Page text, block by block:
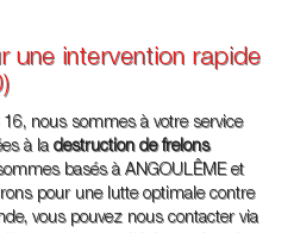
une intervention rapide
16, nous sommes à votre service
à la destruction de frelons
basés à ANGOULÊME et
pour une lutte optimale contre
vous pouvez nous contacter via